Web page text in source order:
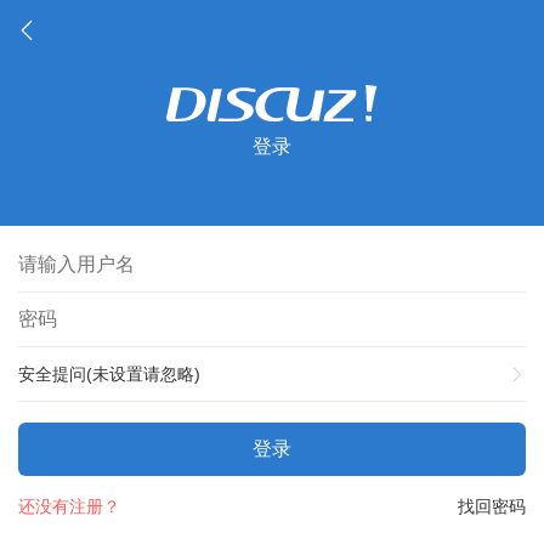
登录
安全提问(未设置请忽略)
登录
找回密码
还没有注册？